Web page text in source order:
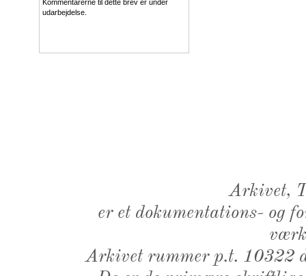
Kommentarerne til dette brev er under
udarbejdelse.
Arkivet,
er et dokumentations- og
Arkivet rummer p.t. 10322